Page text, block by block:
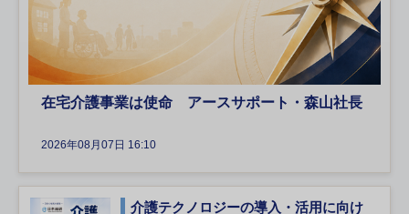
在宅介護事業は使命 アースサポート・森山社長
2026年08月07日 16:10
介護テクノロジーの導入・活用に向け